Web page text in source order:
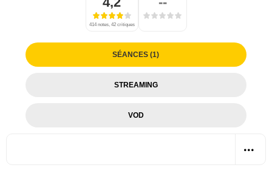
414 notes, 42 critiques
SÉANCES (1)
STREAMING
VOD